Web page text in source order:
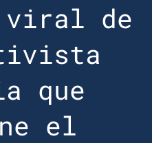
viral de
que
el